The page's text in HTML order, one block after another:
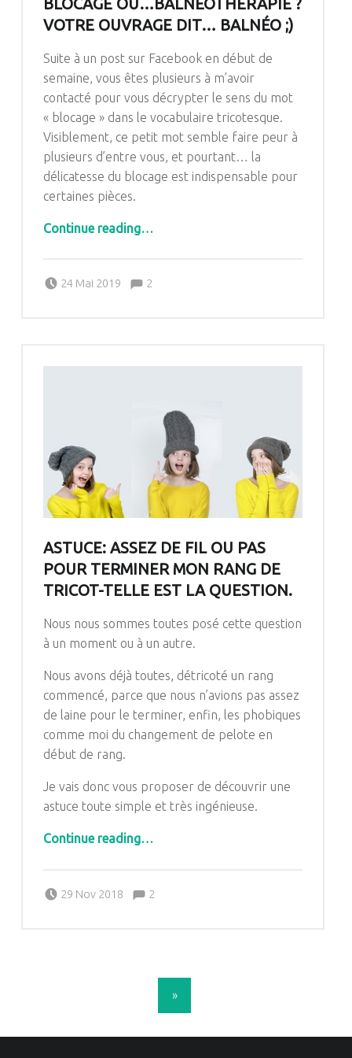
BLOCAGE OU…BALNÉOTHÉRAPIE ?
VOTRE OUVRAGE DIT… BALNÉO ;)
Suite à un post sur Facebook en début de
semaine, vous êtes plusieurs à m’avoir
contacté pour vous décrypter le sens du mot
« blocage » dans le vocabulaire tricotesque.
Visiblement, ce petit mot semble faire peur à
plusieurs d’entre vous, et pourtant… la
délicatesse du blocage est indispensable pour
certaines pièces.
Continue reading“Blocage ou…Balnéothérapie ? Votre ouvrage dit… Balnéo ;)”
…
24 Mai 2019
Pascale G&-BdC-WKF
Comments:2
ASTUCE: ASSEZ DE FIL OU PAS
POUR TERMINER MON RANG DE
TRICOT-TELLE EST LA QUESTION.
Nous nous sommes toutes posé cette question
à un moment ou à un autre.
Nous avons déjà toutes, détricoté un rang
commencé, parce que nous n’avions pas assez
de laine pour le terminer, enfin, les phobiques
comme moi du changement de pelote en
début de rang.
Je vais donc vous proposer de découvrir une
astuce toute simple et très ingénieuse.
Continue reading“Astuce: Assez de fil ou pas pour terminer mon rang de tricot-telle est la question.”
…
29 Nov 2018
Pascale G&-BdC-WKF
Comments:2
»